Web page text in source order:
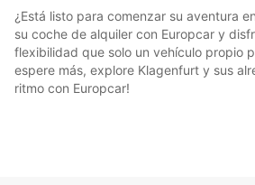
¿Está listo para comenzar su aventura
su coche de alquiler con Europcar y
flexibilidad que solo un vehículo propio
espere más, explore Klagenfurt y sus
ritmo con Europcar!